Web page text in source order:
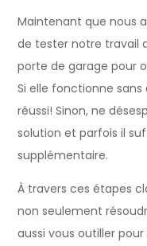
Maintenant que nous
de tester notre travail
porte de garage pour
Si elle fonctionne
réussi! Sinon, ne
solution et parfois il
supplémentaire.
À travers ces étapes
non seulement
aussi vous outiller